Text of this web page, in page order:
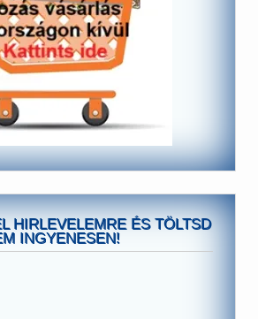
HIRLEVELEMRE ÉS TÖLTSD
INGYENESEN!